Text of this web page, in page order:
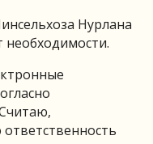
Нурлана